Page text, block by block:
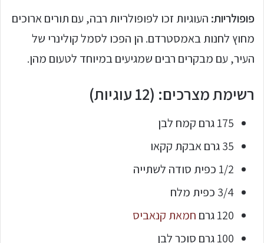
פופולריות: העוגיות זכו לפופולריות רבה, עם תורים ארוכים
מחוץ לחנות באמסטרדם. הן הפכו לסמל קולינרי של
העיר, עם מבקרים רבים שמגיעים במיוחד לטעום מהן.
רשימת מצרכים: (12 עוגיות)
175 גרם קמח לבן
35 גרם אבקת קקאו
1/2 כפית סודה לשתייה
3/4 כפית מלח
120 גרם
חמאת קנאביס
100 גרם סוכר לבן